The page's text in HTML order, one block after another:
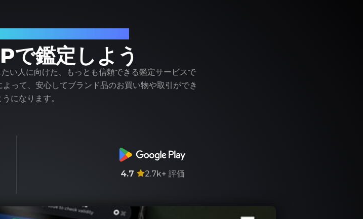
で鑑定しよう
い人に向けた、もっとも信頼できる鑑定サービスで
って、安心してブランド品のお買い物や取引ができ
うになります。
4.7 2.7k+ 評価